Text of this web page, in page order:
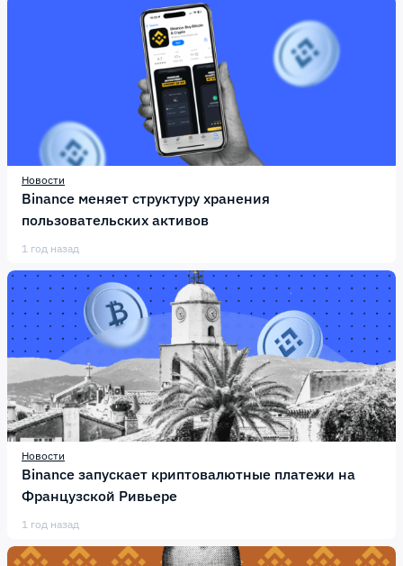
Новости
Binance меняет структуру хранения
пользовательских активов
1 год назад
Новости
Binance запускает криптовалютные платежи на
Французской Ривьере
1 год назад